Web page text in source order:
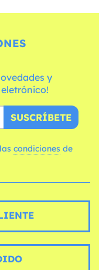
y
SUSCRÍBETE
condiciones